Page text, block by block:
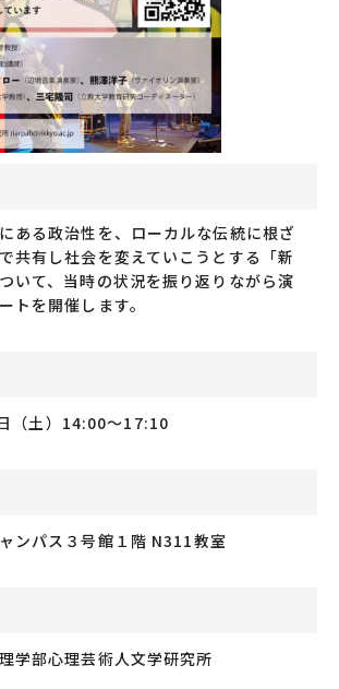
ある政治性を、ローカルな伝統に根ざ
共有し社会を変えていこうとする「新
いて、当時の状況を振り返りながら演
トを開催します。
（土）14:00～17:10
ンパス３号館１階 N311教室
学部心理芸術人文学研究所